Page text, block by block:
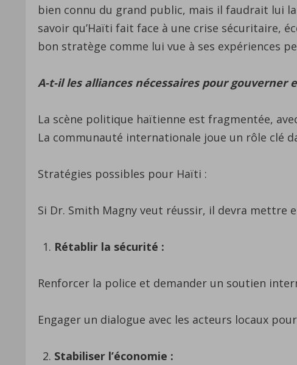
bien connu du grand public, mais il faudrait lui
savoir qu’Haïti fait face à une crise sécuritaire,
bon stratège comme lui vue à ses expériences
A-t-il les alliances nécessaires pour gouverner
La scène politique haïtienne est fragmentée,
La communauté internationale joue un rôle clé
Stratégies possibles pour Haïti :
Si Dr. Smith Magny veut réussir, il devra mettre
Rétablir la sécurité :
Renforcer la police et demander un soutien
Engager un dialogue avec les acteurs locaux
Stabiliser l’économie :